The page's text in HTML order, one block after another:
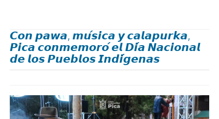
𝘾𝙤𝙣 𝙥𝙖𝙬𝙖, 𝙢𝙪́𝙨𝙞𝙘𝙖 𝙮 𝙘𝙖𝙡𝙖𝙥𝙪𝙧𝙠𝙖,
𝙋𝙞𝙘𝙖 𝙘𝙤𝙣𝙢𝙚𝙢𝙤𝙧𝙤́ 𝙚𝙡 𝘿𝙞́𝙖 𝙉𝙖𝙘𝙞𝙤𝙣𝙖𝙡
𝙙𝙚 𝙡𝙤𝙨 𝙋𝙪𝙚𝙗𝙡𝙤𝙨 𝙄𝙣𝙙𝙞́𝙜𝙚𝙣𝙖𝙨